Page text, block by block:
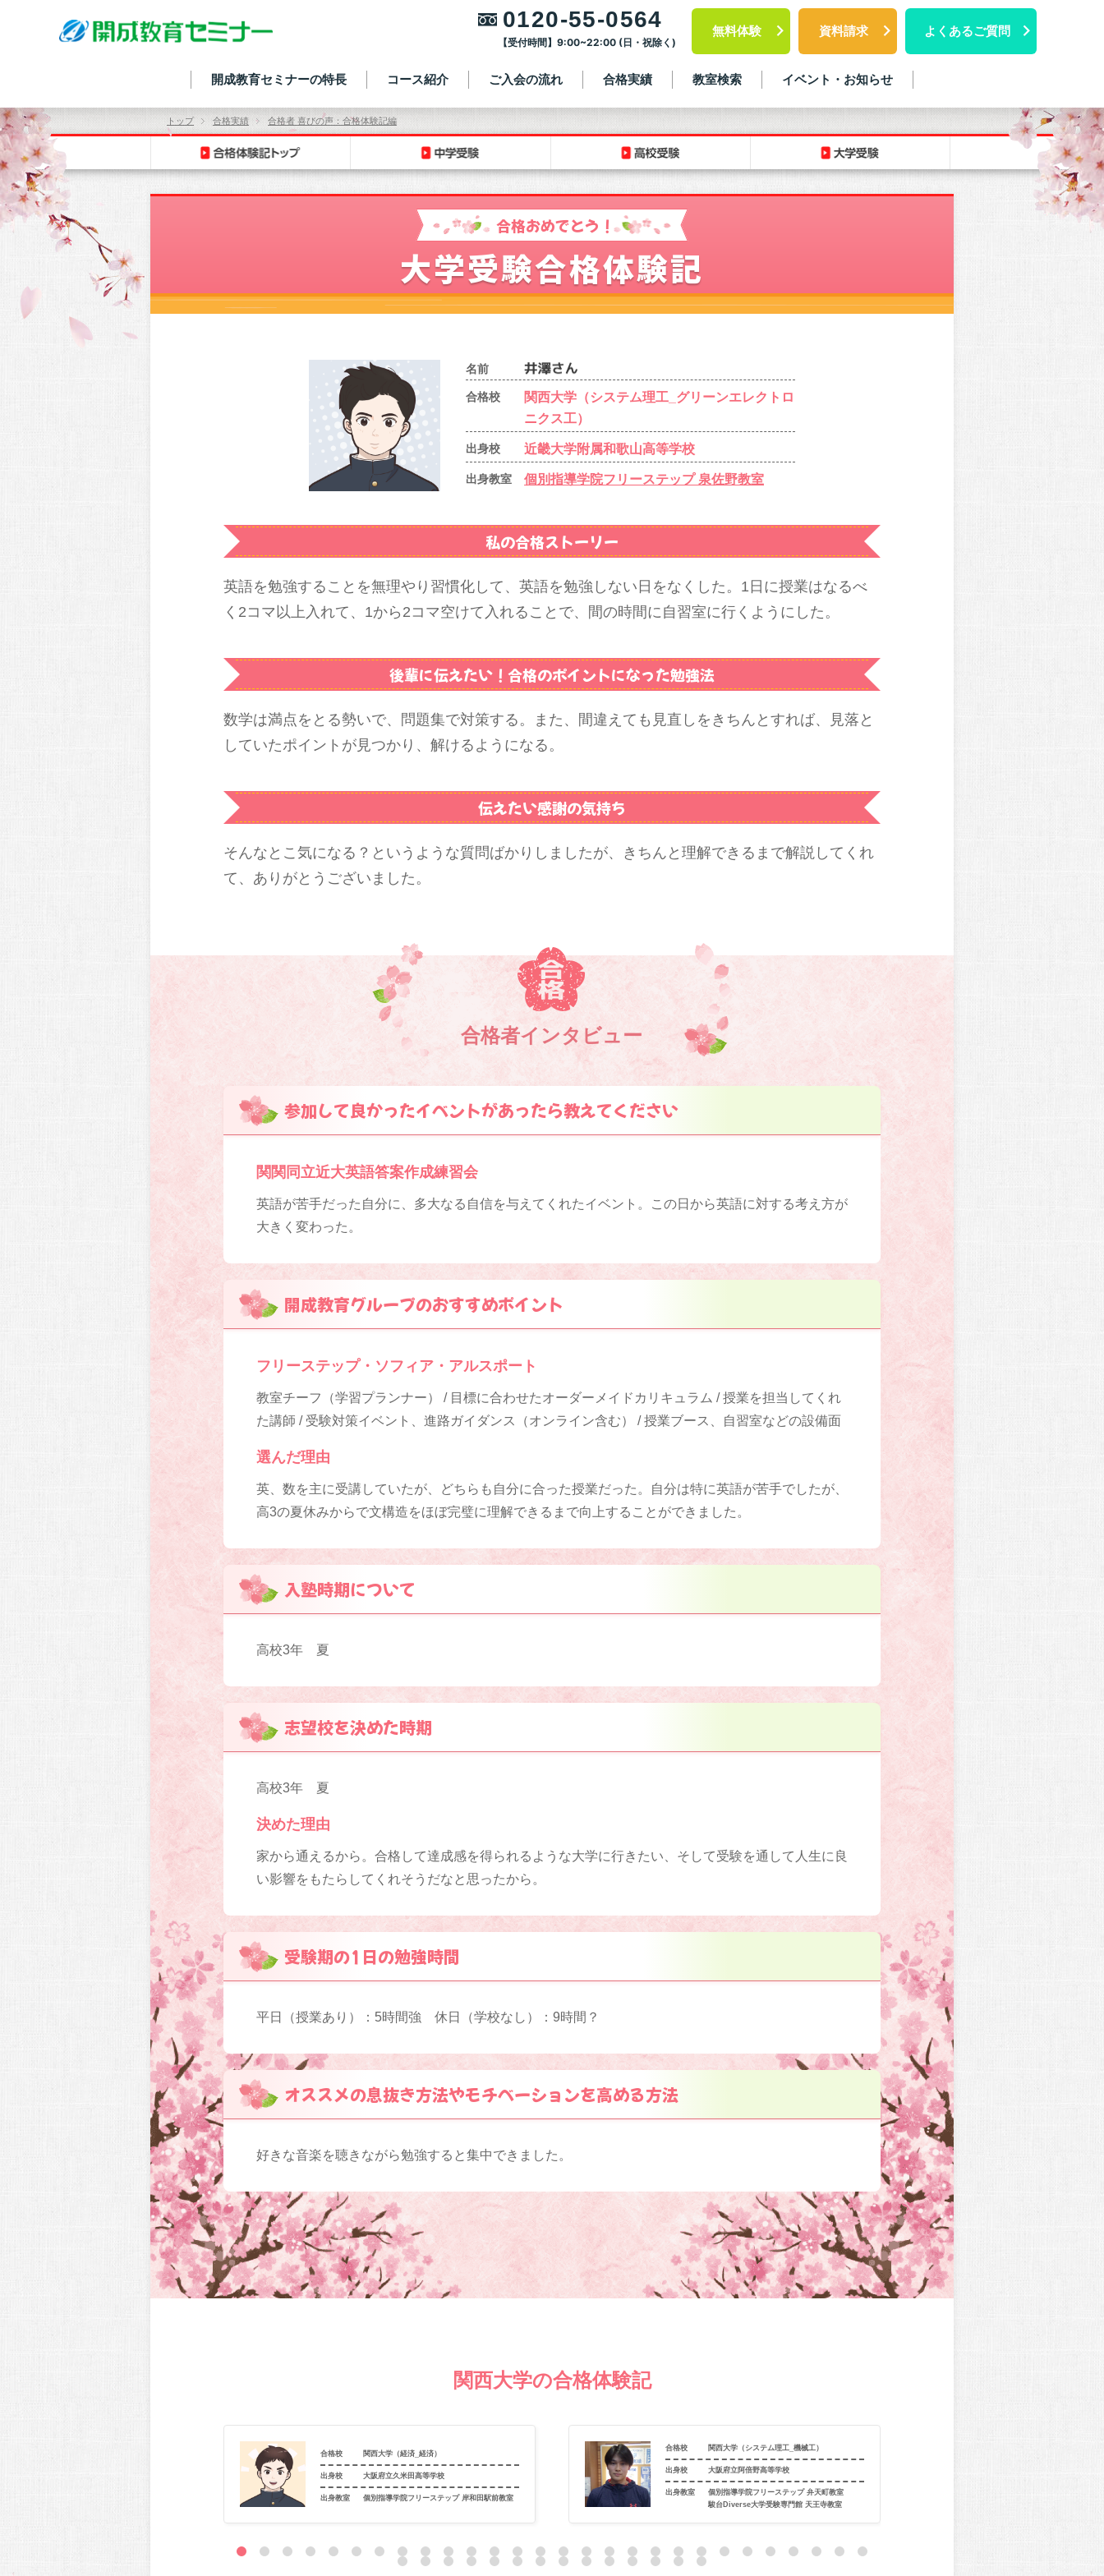
0120-55-0564
【受付時間】9:00~22:00 (日・祝除く)
無料体験 資料請求 よくあるご質問
開成教育セミナーの特長 コース紹介 ご入会の流れ 合格実績 教室検索 イベント・お知らせ
トップ 合格実績 合格者 喜びの声：合格体験記編
合格おめでとう！
大学受験合格体験記
名前
合格校
関西大学（システム理工_グリーンエレクトロ
ニクス工）
出身校 近畿大学附属和歌山高等学校
出身教室 個別指導学院フリーステップ 泉佐野教室
私の合格ストーリー
英語を勉強することを無理やり習慣化して、英語を勉強しない日をなくした。1日に授業はなるべ
く2コマ以上入れて、1から2コマ空けて入れることで、間の時間に自習室に行くようにした。
後輩に伝えたい！ 合格のポイントになった勉強法
数学は満点をとる勢いで、問題集で対策する。また、間違えても見直しをきちんとすれば、見落と
していたポイントが見つかり、解けるようになる。
伝えたい感謝の気持ち
そんなとこ気になる？というような質問ばかりしましたが、きちんと理解できるまで解説してくれ
て、ありがとうございました。
合格者インタビュー
参加して良かったイベントがあったら教えてください
関関同立近大英語答案作成練習会
英語が苦手だった自分に、多大なる自信を与えてくれたイベント。この日から英語に対する考え方が
大きく変わった。
開成教育グループのおすすめポイント
フリーステップ・ソフィア・アルスポート
教室チーフ（学習プランナー） / 目標に合わせたオーダーメイドカリキュラム / 授業を担当してくれ
た講師 / 受験対策イベント、進路ガイダンス（オンライン含む） / 授業ブース、自習室などの設備面
選んだ理由
英、数を主に受講していたが、どちらも自分に合った授業だった。自分は特に英語が苦手でしたが、
高3の夏休みからで文構造をほぼ完璧に理解できるまで向上することができました。
入塾時期について
高校3年 夏
志望校を決めた時期
高校3年 夏
決めた理由
家から通えるから。合格して達成感を得られるような大学に行きたい、そして受験を通して人生に良
い影響をもたらしてくれそうだなと思ったから。
受験期の1日の勉強時間
平日（授業あり）：5時間強 休日（学校なし）：9時間？
オススメの息抜き方法やモチベーションを高める方法
好きな音楽を聴きながら勉強すると集中できました。
関西大学の合格体験記
合格校 関西大学（経済_経済）
出身校 大阪府立久米田高等学校
出身教室 個別指導学院フリーステップ 岸和田駅前教室
合格校 関西大学（システム理工_機械工）
出身校 大阪府立阿倍野高等学校
出身教室
個別指導学院フリーステップ 弁天町教室
駿台Diverse大学受験専門館 天王寺教室